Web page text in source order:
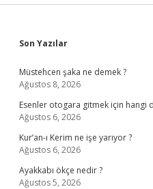
Sidebar
Son Yazılar
Müstehcen şaka ne demek ?
Ağustos 8, 2026
Esenler otogara gitmek için hangi
Ağustos 6, 2026
Kur’an-ı Kerim ne işe yarıyor ?
Ağustos 6, 2026
Ayakkabı ökçe nedir ?
Ağustos 5, 2026